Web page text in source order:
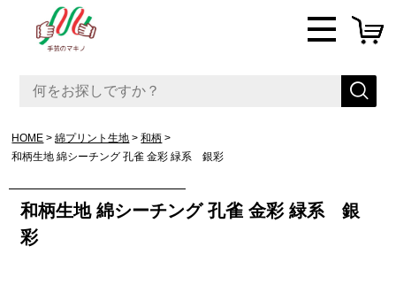
HOME 綿プリント生地
和柄
和柄生地 綿シーチング 孔雀 金彩 緑系 銀彩
和柄生地 綿シーチング 孔雀 金彩 緑系 銀
彩